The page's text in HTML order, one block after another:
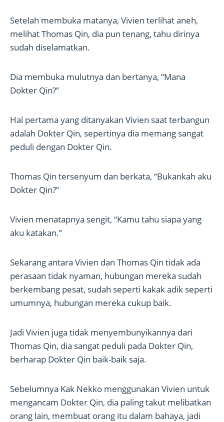
Setelah membuka matanya, Vivien terlihat aneh,
melihat Thomas Qin, dia pun tenang, tahu dirinya
sudah diselamatkan.
Dia membuka mulutnya dan bertanya, “Mana
Dokter Qin?”
Hal pertama yang ditanyakan Vivien saat terbangun
adalah Dokter Qin, sepertinya dia memang sangat
peduli dengan Dokter Qin.
Thomas Qin tersenyum dan berkata, “Bukankah aku
Dokter Qin?”
Vivien menatapnya sengit, “Kamu tahu siapa yang
aku katakan.”
Sekarang antara Vivien dan Thomas Qin tidak ada
perasaan tidak nyaman, hubungan mereka sudah
berkembang pesat, sudah seperti kakak adik seperti
umumnya, hubungan mereka cukup baik.
Jadi Vivien juga tidak menyembunyikannya dari
Thomas Qin, dia sangat peduli pada Dokter Qin,
berharap Dokter Qin baik-baik saja.
Sebelumnya Kak Nekko menggunakan Vivien untuk
mengancam Dokter Qin, dia paling takut melibatkan
orang lain, membuat orang itu dalam bahaya, jadi